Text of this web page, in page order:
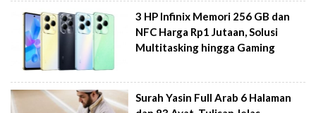
3 HP Infinix Memori 256 GB dan
NFC Harga Rp1 Jutaan, Solusi
Multitasking hingga Gaming
Surah Yasin Full Arab 6 Halaman